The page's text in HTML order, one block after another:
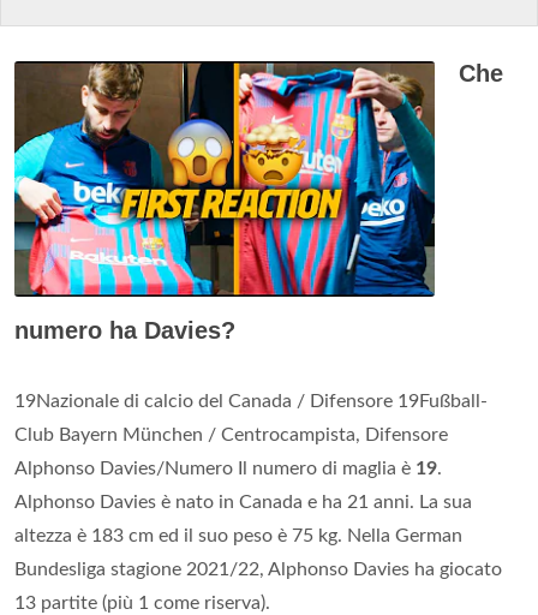
Che
numero ha Davies?
19Nazionale di calcio del Canada / Difensore 19Fußball-
Club Bayern München / Centrocampista, Difensore
Alphonso Davies/Numero Il numero di maglia è 19.
Alphonso Davies è nato in Canada e ha 21 anni. La sua
altezza è 183 cm ed il suo peso è 75 kg. Nella German
Bundesliga stagione 2021/22, Alphonso Davies ha giocato
13 partite (più 1 come riserva).